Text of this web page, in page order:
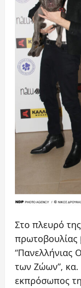
Στο πλευρό
πρωτοβουλίας
“Πανελλήνιας
των Ζώων”,
εκπρόσωπος